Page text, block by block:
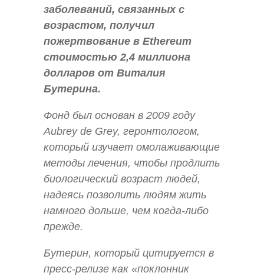
заболеваний, связанных с
возрастом, получил
пожертвование в Ethereum
стоимостью 2,4 миллиона
долларов от Виталия
Бутерина.
Фонд был основан в 2009 году
Aubrey de Grey, геронтологом,
который изучает омолаживающие
методы лечения, чтобы продлить
биологический возраст людей,
надеясь позволить людям жить
намного дольше, чем когда-либо
прежде.
Бутерин, который цитируется в
пресс-релизе как «поклонник